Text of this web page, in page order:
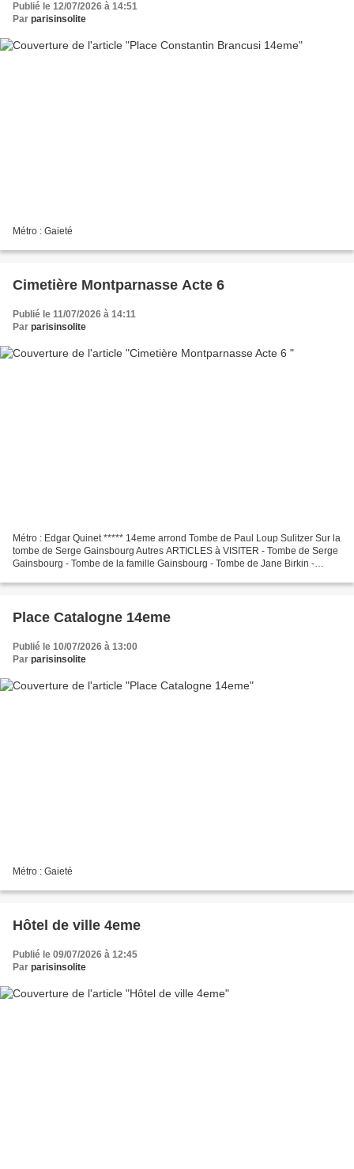
Publié le 12/07/2026 à 14:51
Par parisinsolite
Métro : Gaieté
Cimetière Montparnasse Acte 6
Publié le 11/07/2026 à 14:11
Par parisinsolite
Métro : Edgar Quinet ***** 14eme arrond Tombe de Paul Loup Sulitzer Sur la
tombe de Serge Gainsbourg Autres ARTICLES à VISITER - Tombe de Serge
Gainsbourg - Tombe de la famille Gainsbourg - Tombe de Jane Birkin -
Place Catalogne 14eme
Publié le 10/07/2026 à 13:00
Par parisinsolite
Métro : Gaieté
Hôtel de ville 4eme
Publié le 09/07/2026 à 12:45
Par parisinsolite